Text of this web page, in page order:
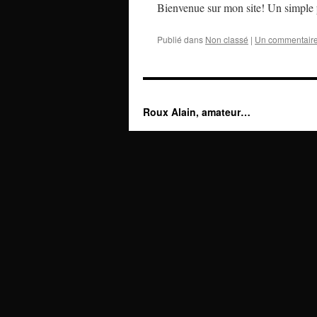
Bienvenue sur mon site! Un simple
Publié dans Non classé | Un commentaire
Roux Alain, amateur…